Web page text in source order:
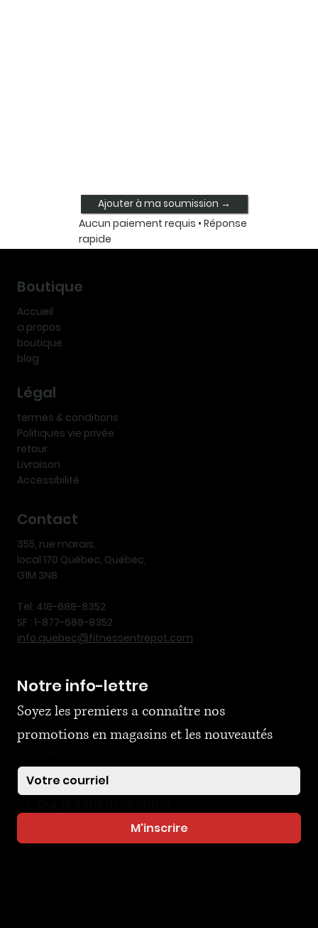
Ajouter à ma soumission →
Aucun paiement requis • Réponse
rapide
Boutique
Accueil
a propos
boutique
blog
Légal
termes & conditions
Politiques vie privée
retour
Livraison
Accessibilité
Contact
355, rue marais,
local 170 Québec, Québec,
G1M 3N8
Tel: 418-688-8352
SF : 1-877-688-8352
info.quebec@fitnessentrepot.com
Notre info-lettre
Soyez les premiers a connaître nos
promotions en magasins et les nouveautés
M'inscrire